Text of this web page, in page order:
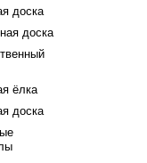
доска
доска
ёлка
доска